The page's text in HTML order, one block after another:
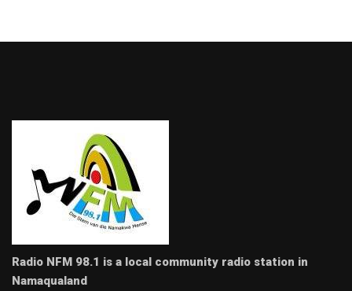
Radio NFM 98.1 is a local community radio station in
Namaqualand